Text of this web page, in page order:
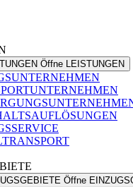
Öffne LEISTUNGEN
Öffne